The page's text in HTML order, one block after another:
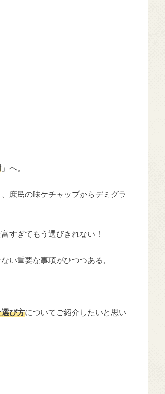
」へ。
、庶民の味ケチャップからデミグラ
すぎてもう選びきれない！
い重要な事項がひつつある。
び方についてご紹介したいと思い